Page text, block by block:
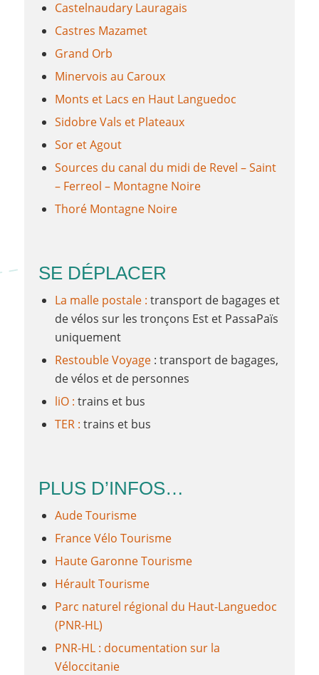
Castelnaudary Lauragais
Castres Mazamet
Grand Orb
Minervois au Caroux
Monts et Lacs en Haut Languedoc
Sidobre Vals et Plateaux
Sor et Agout
Sources du canal du midi de Revel – Saint
– Ferreol – Montagne Noire
Thoré Montagne Noire
SE DÉPLACER
La malle postale : transport de bagages et
de vélos sur les tronçons Est et PassaPaïs
uniquement
RestoubleVoyage: transport de bagages,
de vélos et de personnes
liO : trains et bus
TER : trains et bus
PLUS D’INFOS…
Aude Tourisme
France Vélo Tourisme
Haute Garonne Tourisme
Hérault Tourisme
Parc naturel régional du Haut-Languedoc
(PNR-HL)
PNR-HL : documentation sur la
Véloccitanie